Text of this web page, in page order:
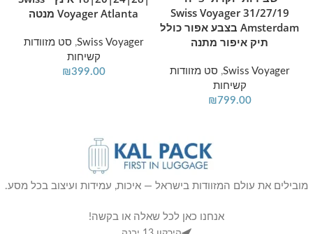
31/27/19 Swiss Voyager
Amsterdam בצבע אפור כולל
תיק איפור מתנה
Swiss Voyager
, סט מזוודות
קשיחות
₪799.00
Voyager Atlanta מנטה
Swiss Voyager
, סט מזוודות
קשיחות
₪399.00
מובילים את עולם המזוודות בישראל — איכות, עמידות ועיצוב בכל מסע.
אנחנו כאן לכל שאלה או בקשה!